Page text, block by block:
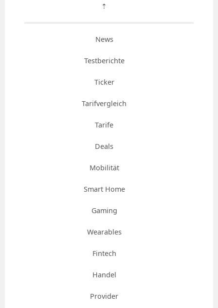
⇡
News
Testberichte
Ticker
Tarifvergleich
Tarife
Deals
Mobilität
Smart Home
Gaming
Wearables
Fintech
Handel
Provider